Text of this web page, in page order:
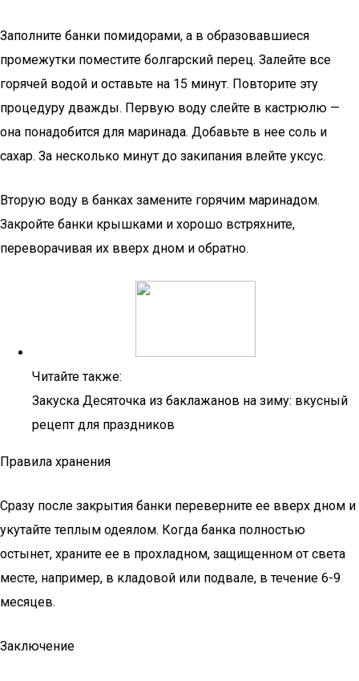
Заполните банки помидорами, а в образовавшиеся
промежутки поместите болгарский перец. Залейте все
горячей водой и оставьте на 15 минут. Повторите эту
процедуру дважды. Первую воду слейте в кастрюлю —
она понадобится для маринада. Добавьте в нее соль и
сахар. За несколько минут до закипания влейте уксус.
Вторую воду в банках замените горячим маринадом.
Закройте банки крышками и хорошо встряхните,
переворачивая их вверх дном и обратно.
Читайте также:
Закуска Десяточка из баклажанов на зиму: вкусный
рецепт для праздников
Правила хранения
Сразу после закрытия банки переверните ее вверх дном и
укутайте теплым одеялом. Когда банка полностью
остынет, храните ее в прохладном, защищенном от света
месте, например, в кладовой или подвале, в течение 6-9
месяцев.
Заключение